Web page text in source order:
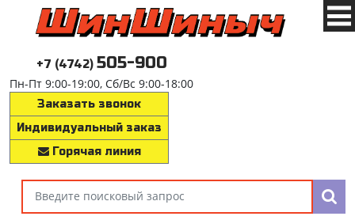
+7 (4742) 505-900
Пн-Пт 9:00-19:00, Сб/Вс 9:00-18:00
Заказать звонок
Индивидуальный заказ
Горячая линия